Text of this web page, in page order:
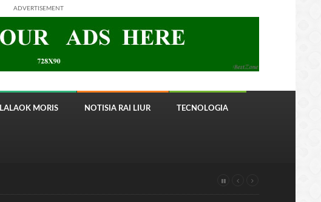
ADVERTISEMENT
LALAOK MORIS NOTISIA RAI LIUR TECNOLOGIA